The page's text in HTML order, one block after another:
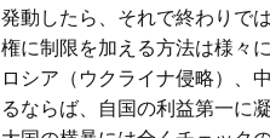
発動したら、それで終わりで
権に制限を加える方法は様々
ロシア（ウクライナ侵略）、
るならば、自国の利益第一に